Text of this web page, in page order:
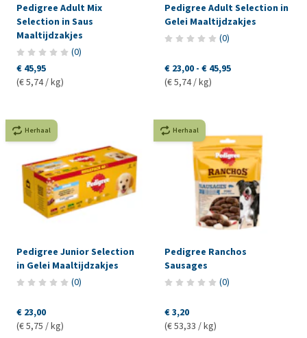
Pedigree Adult Mix
Selection in Saus
Maaltijdzakjes
(0)
€ 45,95
(€ 5,74 / kg)
Pedigree Adult Selection in
Gelei Maaltijdzakjes
(0)
€ 23,00 - € 45,95
(€ 5,74 / kg)
Herhaal
Pedigree Junior Selection
in Gelei Maaltijdzakjes
(0)
€ 23,00
(€ 5,75 / kg)
Herhaal
Pedigree Ranchos
Sausages
(0)
€ 3,20
(€ 53,33 / kg)